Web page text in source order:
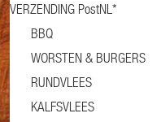
VERZENDING PostNL*
BBQ
WORSTEN & BURGERS
RUNDVLEES
KALFSVLEES